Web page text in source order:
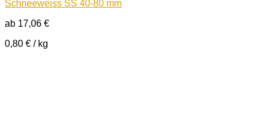
Schneeweiss SS 40-80 mm
ab 17,06 €
0,80 € / kg